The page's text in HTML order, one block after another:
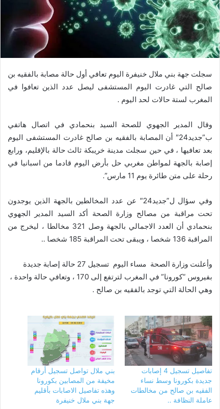
سجلت جهة بني ملال خنيفرة اليوم تعافي أول حالة مصابة بالفقيه بن
صالح التي غادرت اليوم المستشفى ليصل عدد الذين تعافوا في
المغرب لستة حالات لحد اليوم .
وقال المدير الجهوي للصحة السيد بنحمادي في اتصال هاتفي
ب”جديد24″ أن المصابة بالفقيه بن صالح غادرت المستشفى اليوم
بعد تعافيها ، في حين سجلت مدينة خريبكة ثالث حالة بالإقليم، ورابع
إصابة بالجهة لمواطن مغربي حل بأرض اليوم قادما من اسبانيا في
رحلة على متن طائرة يوم 11 مارس”.
وفي سؤال ل”جديد24″ عن عدد المخالطين بالجهة الذين يوجدون
تحت مراقبة من مصالح وزارة الصحة أكد السيد المدير الجهوي
بنحمادي أن العدد الاجمالي بالجهة وصل 321 مخالطا ، ليخرج من
المراقبة 136 شخصا ، ويبقى تحت المراقبة 185 شخصا ..
وأعلنت وزارة الصحة مساء اليوم تسجيل 27 حالة إصابة جديدة
بفيروس “كورونا” في المغرب لترتفع إلى 170 ، وتعافي حالة واحدة ،
وهي الحالة التي توجد بالفقيه بن صالح .
تفاصيل تسجيل 4 إصابات
جديدة بكورونا وسط نساء
الفقيه بن صالح من مخالطات
عاملة النظافة ..
بني ملال تواصل تسجيل أرقام
مخيفة من المصابين بكورونا
وهذه تفاصيل الاصابات بأقليم
جهة بني ملال خنيفرة